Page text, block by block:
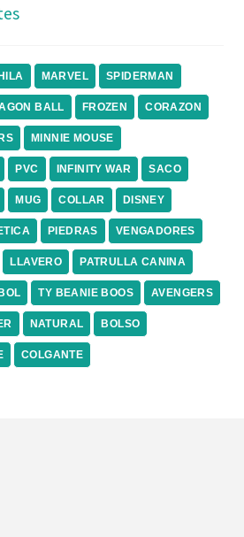
MARVEL SPIDERMAN
BALL FROZEN CORAZON
MINNIE MOUSE
PVC INFINITY WAR SACO
MUG COLLAR DISNEY
PIEDRAS VENGADORES
LLAVERO PATRULLA CANINA
TY BEANIE BOOS AVENGERS
NATURAL BOLSO
COLGANTE